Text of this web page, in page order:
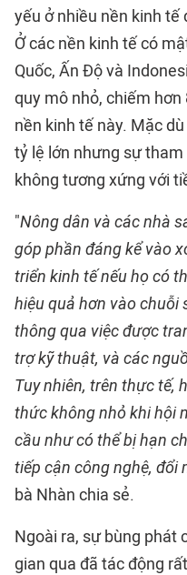
yếu ở nhiều nền kinh
Ở các nền kinh tế có
Quốc, Ấn Độ và
quy mô nhỏ, chiếm
nền kinh tế này. Mặc
tỷ lệ lớn nhưng sự
không tương xứng với
"Nông dân và các nhà
góp phần đáng kể vào
triển kinh tế nếu họ có
hiệu quả hơn vào chuỗi
thông qua việc được
trợ kỹ thuật, và các
Tuy nhiên, trên thực tế,
thức không nhỏ khi hội
cầu như có thể bị hạn
tiếp cận công nghệ, đổi
bà Nhàn chia sẻ.
Ngoài ra, sự bùng phát
gian qua đã tác động